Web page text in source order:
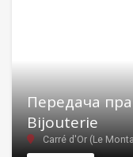
Передача
Bijouterie
Carré d'Or (Le